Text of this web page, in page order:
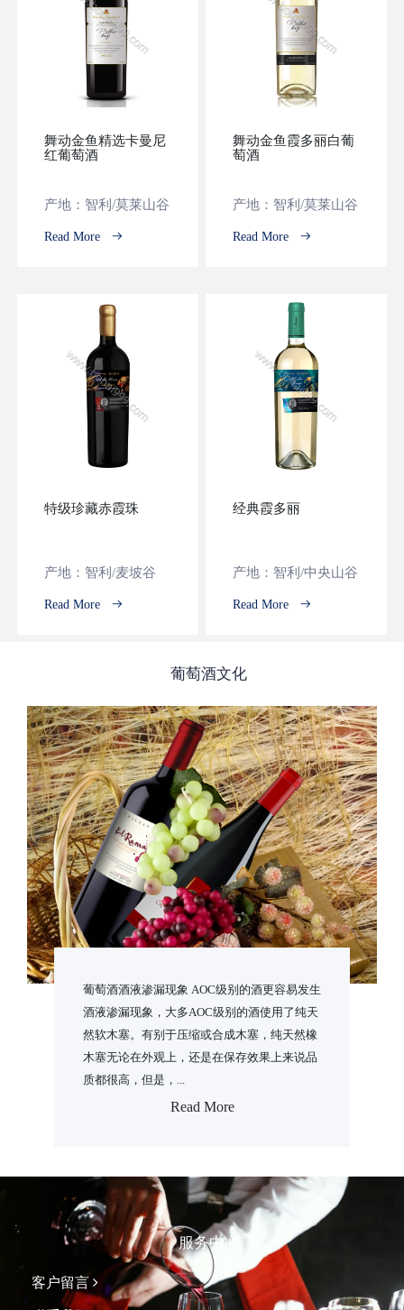
舞动金鱼精选卡曼尼
红葡萄酒
产地：智利/莫莱山谷
Read More
舞动金鱼霞多丽白葡
萄酒
产地：智利/莫莱山谷
Read More
特级珍藏赤霞珠
产地：智利/麦坡谷
Read More
经典霞多丽
产地：智利/中央山谷
Read More
葡萄酒文化
葡萄酒酒液渗漏现象 AOC级别的酒更容易发生
酒液渗漏现象，大多AOC级别的酒使用了纯天
然软木塞。有别于压缩或合成木塞，纯天然橡
木塞无论在外观上，还是在保存效果上来说品
质都很高，但是，...
Read More
服务中心
客户留言